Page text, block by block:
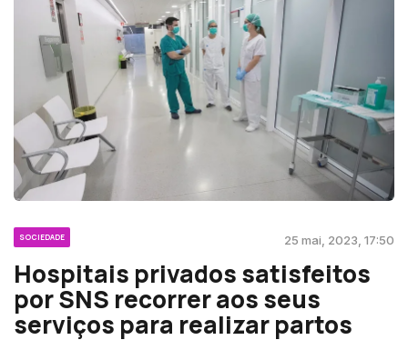
SOCIEDADE 25 mai, 2023, 17:50
Hospitais privados satisfeitos
por SNS recorrer aos seus
serviços para realizar partos